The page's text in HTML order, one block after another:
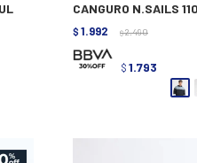
CANGURO N.SAILS
$ 1.992 $ 2.490
$ 1.793